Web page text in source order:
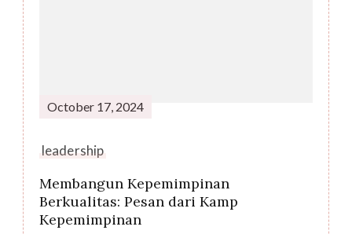
October 17, 2024
leadership
Membangun Kepemimpinan
Berkualitas: Pesan dari Kamp
Kepemimpinan